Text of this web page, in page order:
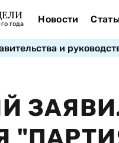
года Новости
и